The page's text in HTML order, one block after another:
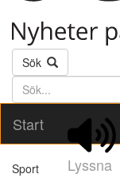
Sök
Söktext
Start
Lyssna
Sport